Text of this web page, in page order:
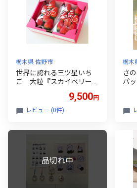
栃木県 佐野市
世界に誇れる三ツ星いち
ご 大粒『スカイベリー』
(300g×2パック)【114062
9,500円
レビュー (0件)
栃木
さ
パ
00
シ